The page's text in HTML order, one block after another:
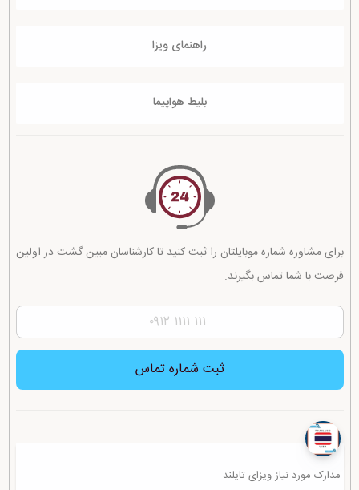
راهنمای ویزا
بلیط هواپیما
برای مشاوره شماره موبایلتان را ثبت کنید تا کارشناسان مبین گشت در اولین
فرصت با شما تماس بگیرند.
ثبت شماره تماس
مدارک مورد نیاز ویزای تایلند